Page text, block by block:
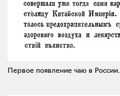
Первое появление чаю в России.